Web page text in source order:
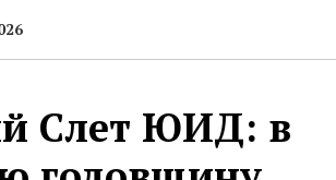
Слет ЮИД: в